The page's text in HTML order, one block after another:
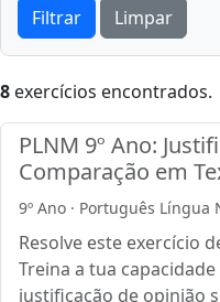
Filtrar Limpar
8 exercícios encontrados.
PLNM 9º Ano:
Comparação em
9º Ano · Português Língua
Resolve este exercício
Treina a tua
justificação de opinião